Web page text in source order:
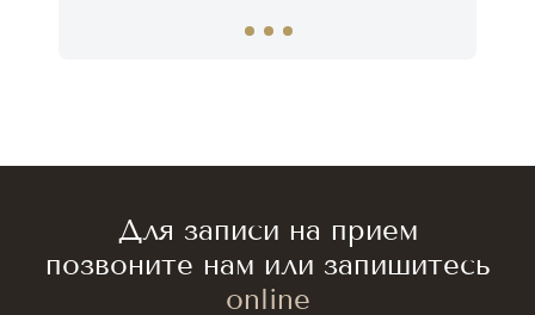
Для записи на прием
позвоните нам или запишитесь
online